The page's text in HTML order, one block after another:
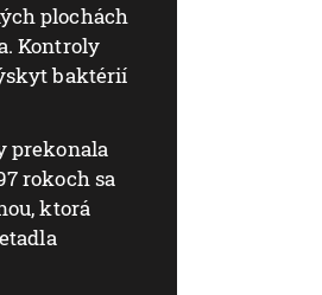
plochách
Kontroly
baktérií
prekonala
rokoch sa
ktorá